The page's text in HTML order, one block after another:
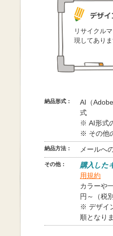
リサイクル
現してありま
納品形式：
AI（
式
※ AI形式
※ その他
納品方法： メールへ
その他：
購入した
用規約
カラーや
円～（税
※ デザイ
順となり